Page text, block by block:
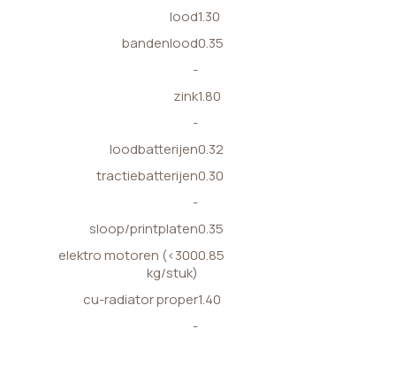
lood1.30
bandenlood0.35
-
zink1.80
-
loodbatterijen0.32
tractiebatterijen0.30
-
sloop/printplaten0.35
elektro motoren (<300
kg/stuk)
0.85
cu-radiator proper1.40
-